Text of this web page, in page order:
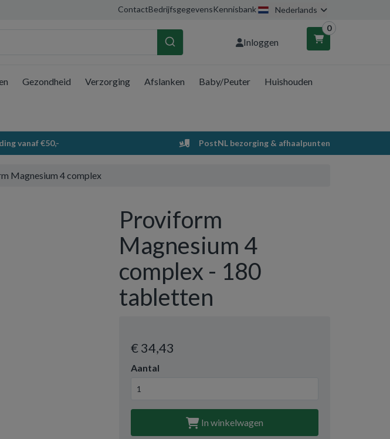
ContactBedrijfsgegevensKennisbank Nederlands
Inloggen
0
Winkelwagen
Uw winkelwagen is leeg.
Vul hem met producten.
Gezondheid Verzorging Afslanken Baby/Peuter Huishouden
vanaf €50,- PostNL bezorging & afhaalpunten
Magnesium 4 complex
Proviform
Magnesium 4
complex - 180
tabletten
€ 34,43
Aantal
In winkelwagen